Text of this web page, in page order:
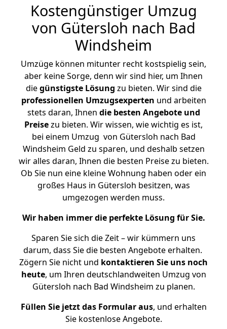
Kostengünstiger Umzug
von Gütersloh nach Bad
Windsheim
Umzüge können mitunter recht kostspielig sein,
aber keine Sorge, denn wir sind hier, um Ihnen
diegünstigste Lösung zu bieten. Wir sind die
professionellen Umzugsexperten und arbeiten
stets daran, Ihnen die besten Angebote und
Preisezu bieten. Wir wissen, wie wichtig es ist,
bei einem Umzug von Gütersloh nach Bad
Windsheim Geld zu sparen, und deshalb setzen
wir alles daran, Ihnen die besten Preise zu bieten.
Ob Sie nun eine kleine Wohnung haben oder ein
großes Haus in Gütersloh besitzen, was
umgezogen werden muss.
Wir haben immer die perfekte Lösung für Sie.
Sparen Sie sich die Zeit – wir kümmern uns
darum, dass Sie die besten Angebote erhalten.
Zögern Sie nicht und kontaktieren Sie uns noch
heute, um Ihren deutschlandweiten Umzug von
Gütersloh nach Bad Windsheim zu planen.
Füllen Sie jetzt das Formular aus, und erhalten
Sie kostenlose Angebote.